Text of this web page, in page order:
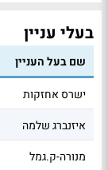
בעלי עניין
שם בעל העניין
ישרס אחזקות
איזנברג שלמה
מנורה-ק.גמל